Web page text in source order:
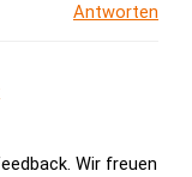
Antworten
Wir freuen